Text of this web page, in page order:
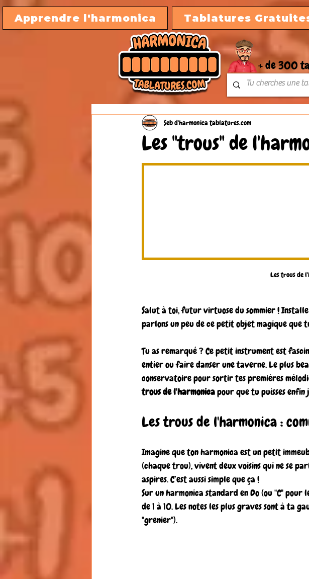
Apprendre l'harmonica Tablatures
+ de 300
Les "trous" de
Seb d'harmonica tablatures.com
Les trous de
Salut à toi, futur virtuose du sommier !
parlons un peu de ce petit objet magique que
Tu as remarqué ? Ce petit instrument est
entier ou faire danser une taverne. Le plus
conservatoire pour sortir tes premières
trous de l'harmonica pour que tu puisses
Les trous de l'harmonica :
Imagine que ton harmonica est un petit
(chaque trou), vivent deux voisins qui ne se
aspires. C’est aussi simple que ça !
Sur un harmonica standard en Do (ou "C" pour
de 1 à 10. Les notes les plus graves sont à ta
"grenier").